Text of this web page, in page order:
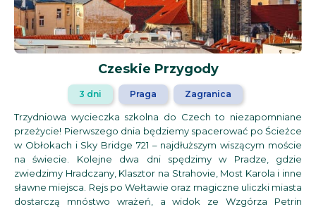
Czeskie Przygody
3 dni Praga Zagranica
Trzydniowa wycieczka szkolna do Czech to niezapomniane
przeżycie! Pierwszego dnia będziemy spacerować po Ścieżce
w Obłokach i Sky Bridge 721 – najdłuższym wiszącym moście
na świecie. Kolejne dwa dni spędzimy w Pradze, gdzie
zwiedzimy Hradczany, Klasztor na Strahovie, Most Karola i inne
sławne miejsca. Rejs po Wełtawie oraz magiczne uliczki miasta
dostarczą mnóstwo wrażeń, a widok ze Wzgórza Petrin